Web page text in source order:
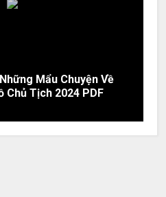
Mẩu Chuyện Về
Chủ Tịch 2024 PDF